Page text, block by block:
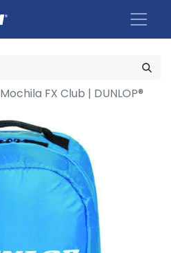
Mochila FX Club | DUNLOP®